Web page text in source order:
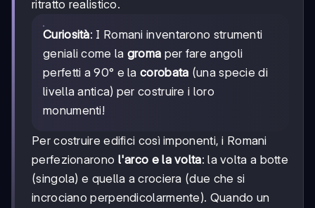
ritratto realistico.
Curiosità: I Romani inventarono strumenti
geniali come la groma per fare angoli
perfetti a 90° e lacorobata (una specie di
livella antica) per costruire i loro
monumenti!
Per costruire edifici così imponenti, i Romani
perfezionarono l'arco e la volta: la volta a botte
(singola) e quella a crociera (due che si
incrociano perpendicolarmente). Quando un